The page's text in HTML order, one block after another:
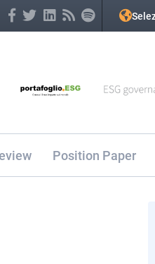
Position Paper